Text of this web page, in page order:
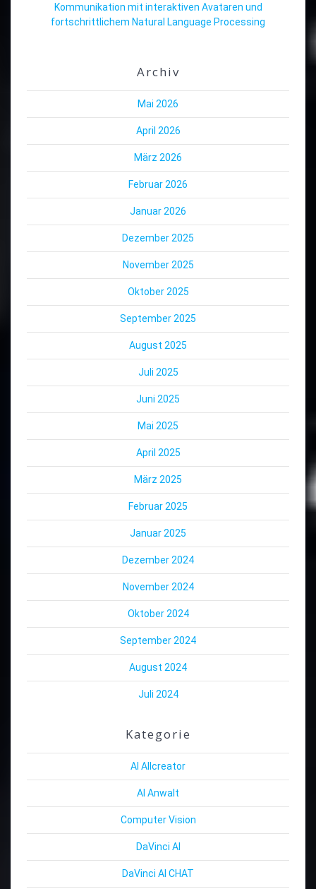
Kommunikation mit interaktiven Avataren und
fortschrittlichem Natural Language Processing
Archiv
Mai 2026
April 2026
März 2026
Februar 2026
Januar 2026
Dezember 2025
November 2025
Oktober 2025
September 2025
August 2025
Juli 2025
Juni 2025
Mai 2025
April 2025
März 2025
Februar 2025
Januar 2025
Dezember 2024
November 2024
Oktober 2024
September 2024
August 2024
Juli 2024
Kategorie
AI Allcreator
AI Anwalt
Computer Vision
DaVinci AI
DaVinci AI CHAT